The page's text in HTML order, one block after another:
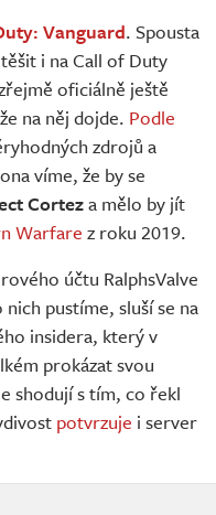
Vanguard. Spousta
i na Call of Duty
oficiálně ještě
na něj dojde. Podle
zdrojů a
víme, že by se
Corteza mělo by jít
Warfarez roku 2019.
účtu RalphsValve
pustíme, sluší se na
insidera, který v
prokázat svou
shodují s tím, co řekl
potvrzuje i server